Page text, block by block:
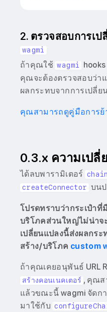
2. ตรวจสอบการเ
wagmi
ถ้าคุณใช้ wagmi
คุณจะต้องตรวจสอบว่า
ผลกระทบจากการเปลี่
คุณสามารถดูคู่มือการย้
0.3.x ความเป
ได้ลบพารามิเตอร์
createConnector บน
โปรดทราบว่ากระเป๋าที่
บริโภคส่วนใหญ่ไม่น่าจ
เปลี่ยนแปลงนี้ส่งผลกร
สร้าง/บริโภค custom
ถ้าคุณเคยอนุพันธ์ URL
สร้างคอนเนคเตอร์ , คุณส
แล้วขณะนี้ wagmi จัดกา
มาใช้กับ